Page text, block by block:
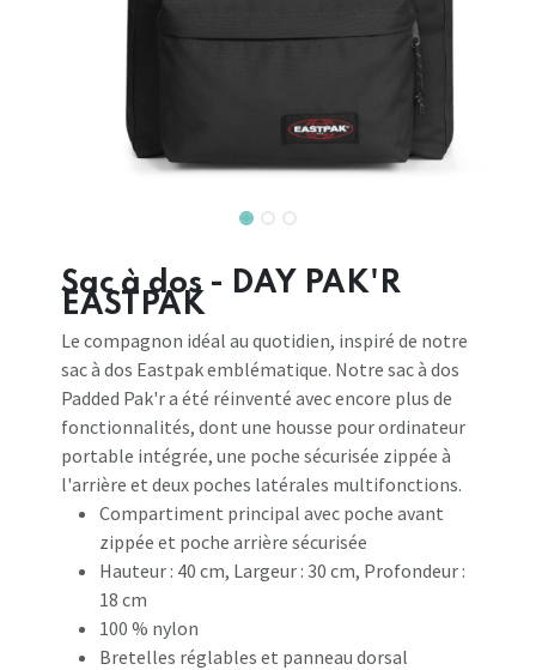
Sac à dos - DAY PAK'R
EASTPAK
Le compagnon idéal au quotidien, inspiré de notre
sac à dos Eastpak emblématique. Notre sac à dos
Padded Pak'r a été réinventé avec encore plus de
fonctionnalités, dont une housse pour ordinateur
portable intégrée, une poche sécurisée zippée à
l'arrière et deux poches latérales multifonctions.
Compartiment principal avec poche avant
zippée et poche arrière sécurisée
Hauteur : 40 cm, Largeur : 30 cm, Profondeur :
18 cm
100 % nylon
Bretelles réglables et panneau dorsal